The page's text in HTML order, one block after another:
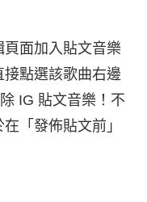
頁面加入貼文音樂
點選該歌曲右邊
IG 貼文音樂！不
「發佈貼文前」